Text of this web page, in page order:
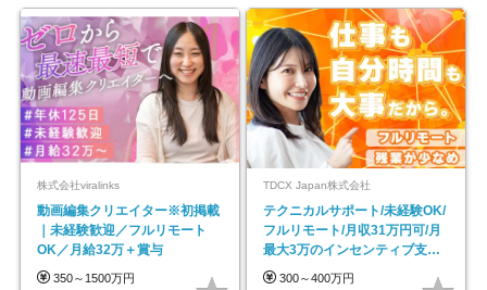
株式会社viralinks
動画編集クリエイター※初掲載
｜未経験歓迎／フルリモート
OK／月給32万＋賞与
350～1500万円
TDCX Japan株式会社
テクニカルサポート/未経験OK/
フルリモート/月収31万円可/月
最大3万のインセンティブ支給/
平均年齢33歳
300～400万円